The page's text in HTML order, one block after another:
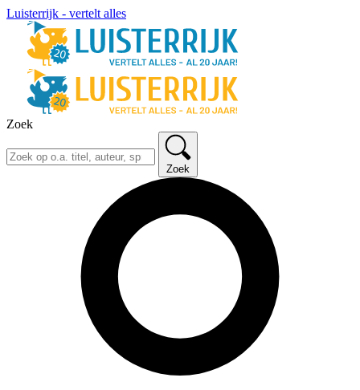
Luisterrijk - vertelt alles
Zoek
Zoek